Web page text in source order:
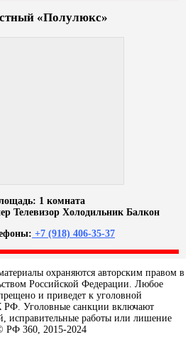
«Полулюкс»
1 комната
Телевизор Холодильник Балкон
+7 (918) 406-35-37
охраняются авторским правом в
Российской Федерации. Любое
и приведет к уголовной
РФ. Уголовные санкции включают
исправительные работы или лишение
РФ 360, 2015-2024